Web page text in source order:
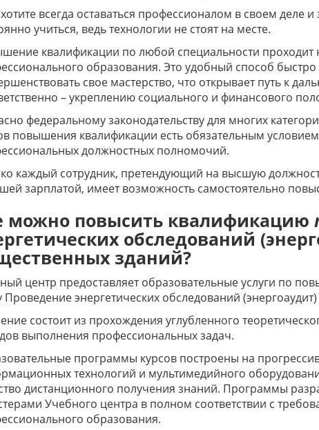
всегда оставаться профессионалом в своем деле
учиться, ведь технологии не стоят на месте.
квалификации по любой специальности
образования. Это удобный способ
свое мастерство, что открывает путь к
– укреплению социального и финансового
федеральному законодательству для многих
повышения квалификации есть обязательным
должностных полномочий.
каждый сотрудник, претендующий на высшую
зарплатой, имеет возможность самостоятельно
можно повысить квалификацию
обследований
зданий?
центр предоставляет образовательные услуги по
Проведение энергетических обследований
состоит из прохождения углубленного
выполнения профессиональных задач.
программы курсов построены на
технологий и мультимедийного
дистанционного получения знаний. Программы
Учебного центра в полном соответствии с
образования.